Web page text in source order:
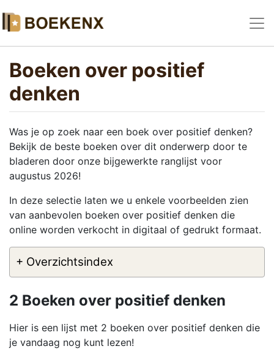
Boeken over positief
denken
Was je op zoek naar een boek over positief denken?
Bekijk de beste boeken over dit onderwerp door te
bladeren door onze bijgewerkte ranglijst voor
augustus 2026!
In deze selectie laten we u enkele voorbeelden zien
van aanbevolen boeken over positief denken die
online worden verkocht in digitaal of gedrukt formaat.
+ Overzichtsindex
2 Boeken over positief denken
Hier is een lijst met 2 boeken over positief denken die
je vandaag nog kunt lezen!